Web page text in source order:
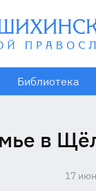
Библиотека
в
17